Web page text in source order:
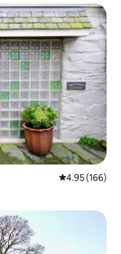
平均评分 4.95
4.95 (166)